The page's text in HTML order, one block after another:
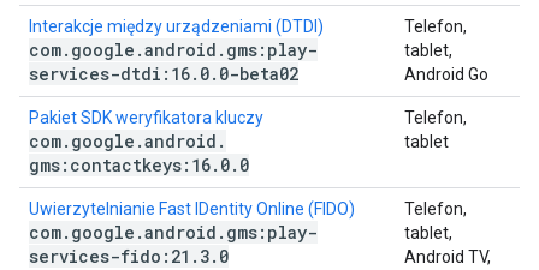
Interakcje między urządzeniami (DTDI)
com. google .android . gms:play-
services-dtdi:16. 0. 0-beta02
Telefon,
tablet,
Android Go
Pakiet SDK weryfikatora kluczy
com. google .android .
gms:contactkeys:16. 0. 0
Telefon,
tablet
Uwierzytelnianie Fast IDentity Online (FIDO)
com. google .android . gms:play-
services-fido:21 . 3. 0
Telefon,
tablet,
Android TV,